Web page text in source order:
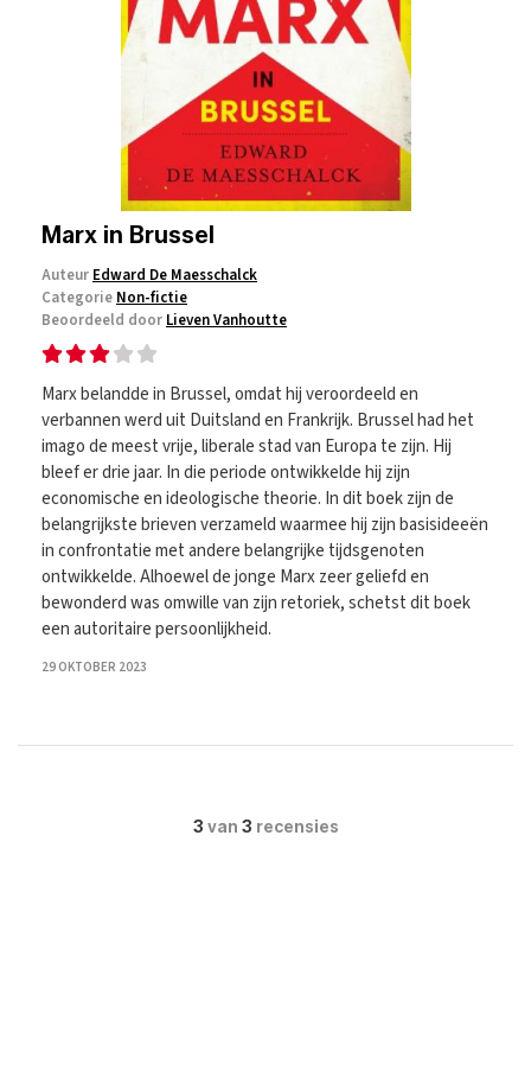
Marx in Brussel
Auteur Edward De Maesschalck
Categorie Non-fictie
Beoordeeld door Lieven Vanhoutte
Marx belandde in Brussel, omdat hij veroordeeld en
verbannen werd uit Duitsland en Frankrijk. Brussel had het
imago de meest vrije, liberale stad van Europa te zijn. Hij
bleef er drie jaar. In die periode ontwikkelde hij zijn
economische en ideologische theorie. In dit boek zijn de
belangrijkste brieven verzameld waarmee hij zijn basisideeën
in confrontatie met andere belangrijke tijdsgenoten
ontwikkelde. Alhoewel de jonge Marx zeer geliefd en
bewonderd was omwille van zijn retoriek, schetst dit boek
een autoritaire persoonlijkheid.
29 OKTOBER 2023
3 van 3 recensies